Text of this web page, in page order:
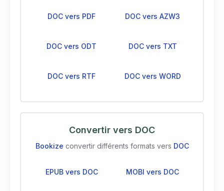
DOC vers PDF DOC vers AZW3
DOC vers ODT DOC vers TXT
DOC vers RTF DOC vers WORD
Convertir vers DOC
Bookize convertir différents formats vers DOC
EPUB vers DOC MOBI vers DOC